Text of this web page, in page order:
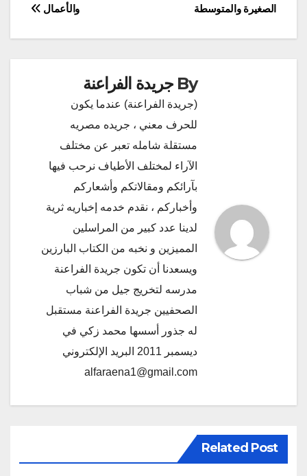
والأعمال
الصغيرة والمتوسطة
By جريدة الفراعنة
(جريدة الفراعنة) عندما يكون
للحرف معني ، جريده مصريه
مستقلة شامله تعبر عن مختلف
الآراء لمختلف الأطياف نرحب فيها
بآرائكم ومقالاتكم وأشعاركم
وأخباركم ، نقدم خدمه إخباريه ثرية
لدينا عدد كبير من المراسلين
المميزين و نخبه من الكتاب البارزين
ويسعدنا أن تكون جريدة الفراعنة
مدرسه لتخريج جيل من شباب
الصحفيين جريدة الفراعنة مستقبل
له جذور أسسها محمد زكي في
ديسمبر 2011 البريد الإلكتروني
alfaraena1@gmail.com
Related Post